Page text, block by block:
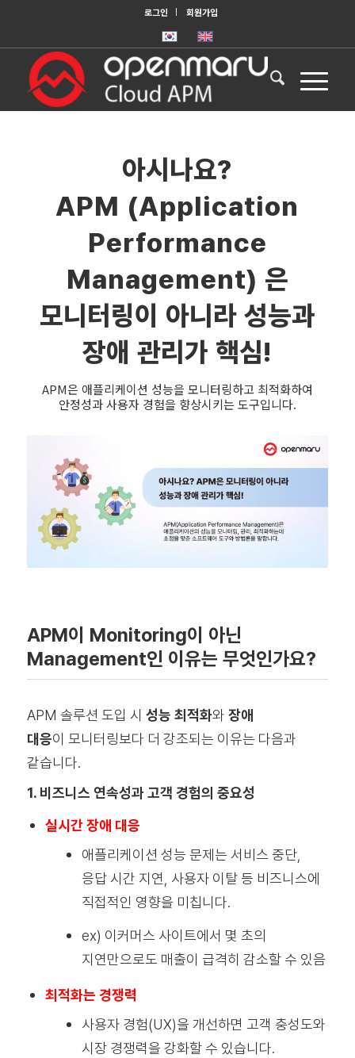
로그인 회원가입
아시나요?
APM (Application
Performance
Management) 은
모니터링이 아니라 성능과
장애 관리가 핵심!
APM은 애플리케이션 성능을 모니터링하고 최적화하여
안정성과 사용자 경험을 향상시키는 도구입니다.
APM이 Monitoring이 아닌
Management인 이유는 무엇인가요?
APM 솔루션 도입 시 성능 최적화와 장애
대응이 모니터링보다 더 강조되는 이유는 다음과
같습니다.
1. 비즈니스 연속성과 고객 경험의 중요성
실시간 장애 대응
애플리케이션 성능 문제는 서비스 중단,
응답 시간 지연, 사용자 이탈 등 비즈니스에
직접적인 영향을 미칩니다.
ex) 이커머스 사이트에서 몇 초의
지연만으로도 매출이 급격히 감소할 수 있음
최적화는 경쟁력
사용자 경험(UX)을 개선하면 고객 충성도와
시장 경쟁력을 강화할 수 있습니다.